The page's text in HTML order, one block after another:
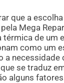
que a
Mega
térmica de um
como um
a necessidade
se traduz
alguns